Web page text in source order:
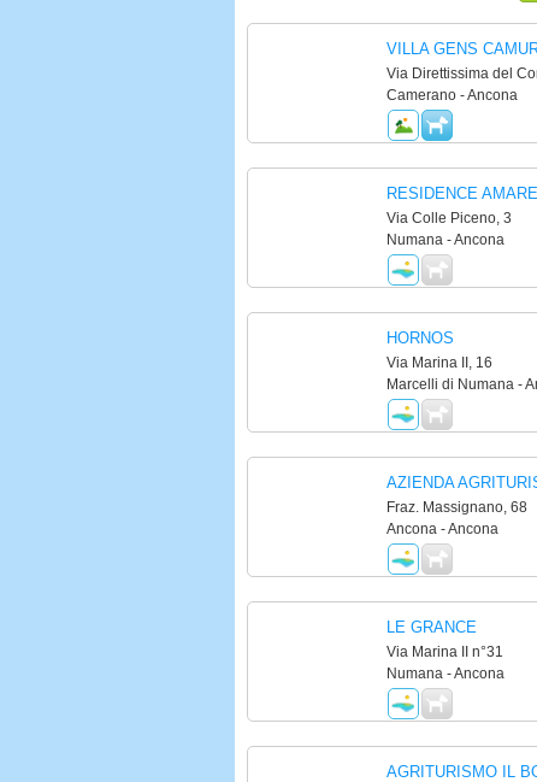
VILLA GENS
Via Direttissima del
Camerano - Ancona
RESIDENCE
Via Colle Piceno, 3
Numana - Ancona
HORNOS
Via Marina II, 16
Marcelli di Numana -
AZIENDA
Fraz. Massignano, 68
Ancona - Ancona
LE GRANCE
Via Marina II n°31
Numana - Ancona
AGRITURISMO IL